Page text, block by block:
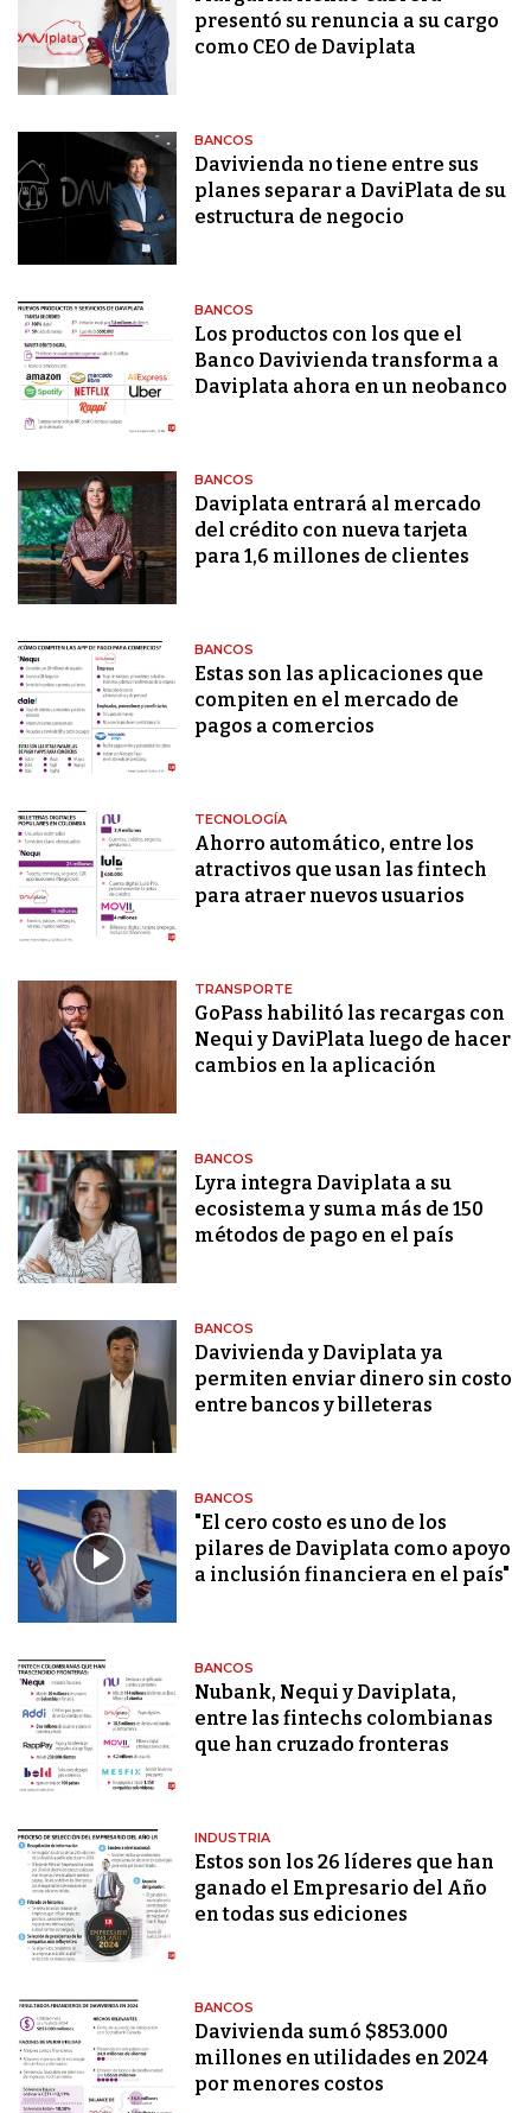
presentó su renuncia a su cargo
como CEO de Daviplata
BANCOS
Davivienda no tiene entre sus
planes separar a DaviPlata de su
estructura de negocio
BANCOS
Los productos con los que el
Banco Davivienda transforma a
Daviplata ahora en un neobanco
BANCOS
Daviplata entrará al mercado
del crédito con nueva tarjeta
para 1,6 millones de clientes
BANCOS
Estas son las aplicaciones que
compiten en el mercado de
pagos a comercios
TECNOLOGÍA
Ahorro automático, entre los
atractivos que usan las fintech
para atraer nuevos usuarios
TRANSPORTE
GoPass habilitó las recargas con
Nequi y DaviPlata luego de hacer
cambios en la aplicación
BANCOS
Lyra integra Daviplata a su
ecosistema y suma más de 150
métodos de pago en el país
BANCOS
Davivienda y Daviplata ya
permiten enviar dinero sin costo
entre bancos y billeteras
BANCOS
"El cero costo es uno de los
pilares de Daviplata como apoyo
a inclusión financiera en el país"
BANCOS
Nubank, Nequi y Daviplata,
entre las fintechs colombianas
que han cruzado fronteras
INDUSTRIA
Estos son los 26 líderes que han
ganado el Empresario del Año
en todas sus ediciones
BANCOS
Davivienda sumó $853.000
millones en utilidades en 2024
por menores costos